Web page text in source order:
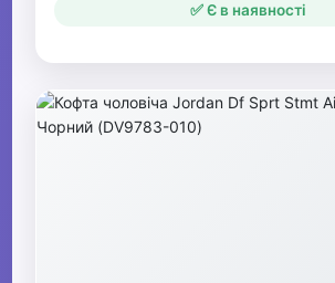
✅ Є в наявності